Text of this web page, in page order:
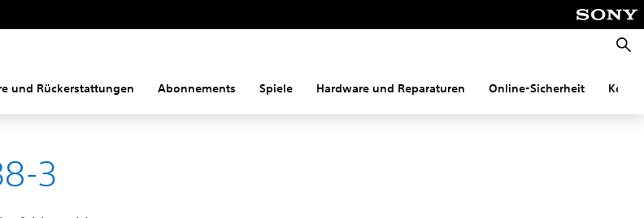
und Rückerstattungen Abonnements Spiele Hardware und Reparaturen Online-Sicherheit
3